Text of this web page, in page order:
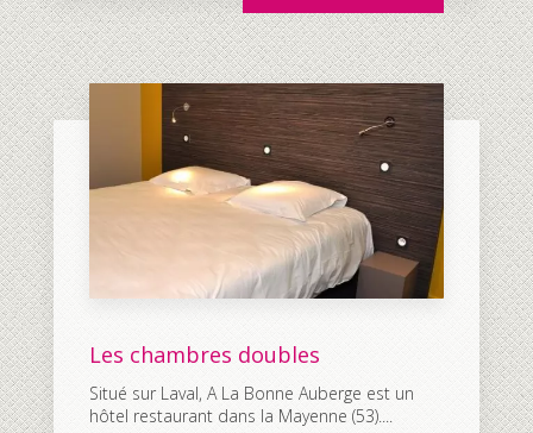
Les chambres doubles
Situé sur Laval, A La Bonne Auberge est un
hôtel restaurant dans la Mayenne (53)....